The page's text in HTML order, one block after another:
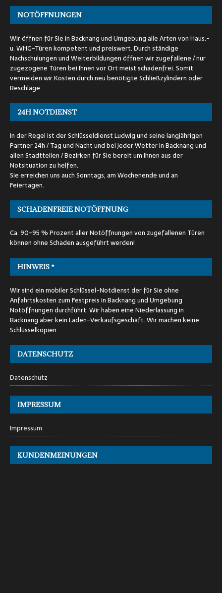
NOTÖFFNUNGEN
Wir öffnen für Sie in Backnang und Umgebung alle Arten von Haus.-
u. WHG-Türen kompetent und preiswert. Durch ständige
Nachschulungen und Weiterbildungen öffnen wir zugefallene / nur
zugezogene Türen bei Ihnen vor Ort meist schadenfrei. Somit
vermeiden wir Kosten durch neu benötigte Schließzylindern oder
Beschläge.
24H NOTDIENST
In der Regel ist der Schlüsseldienst Ludwig und seine langjährigen
Partner 24h / Tag und Nacht und bei jeder Wetter in Backnang und
allen Stadtteilen / Bezirken für Sie bereit um Ihnen aus der
Notsituation zu helfen.
Sie erreichen uns auch Sonntags, am Wochenende und an
Feiertagen.
SCHADENFREIE NOTÖFFNUNG
Ca. 90-95 % Prozent aller Notöffnungen von zugefallenen Türen
können ohne Schaden ausgeführt werden!
HINWEIS *
Wir sind ein mobiler Schlüssel-Notdienst der für Sie ohne
Anfahrtskosten zum Festpreis in Backnang und Umgebung
Notöffnungen durchführt. Wir haben eine Niederlassung in
Backnang aber kein Laden-Verkaufsgeschäft. Wir machen keine
Schlüsselkopien
DATENSCHUTZ
Datenschutz
IMPRESSUM
Impressum
KUNDENMEINUNGEN